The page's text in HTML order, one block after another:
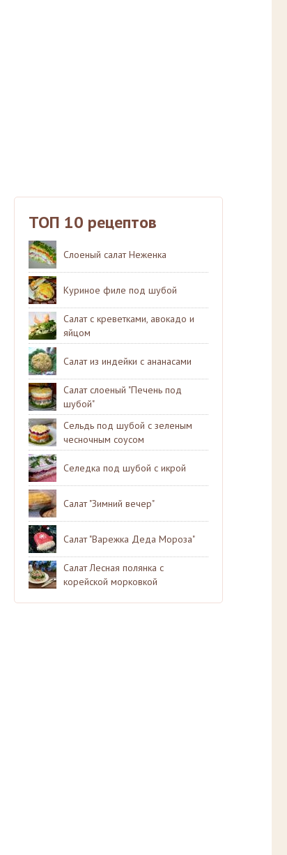
ТОП 10 рецептов
Слоеный салат Неженка
Куриное филе под шубой
Салат с креветками, авокадо и
яйцом
Салат из индейки с ананасами
Салат слоеный "Печень под
шубой"
Сельдь под шубой с зеленым
чесночным соусом
Селедка под шубой с икрой
Салат "Зимний вечер"
Салат "Варежка Деда Мороза"
Салат Лесная полянка с
корейской морковкой